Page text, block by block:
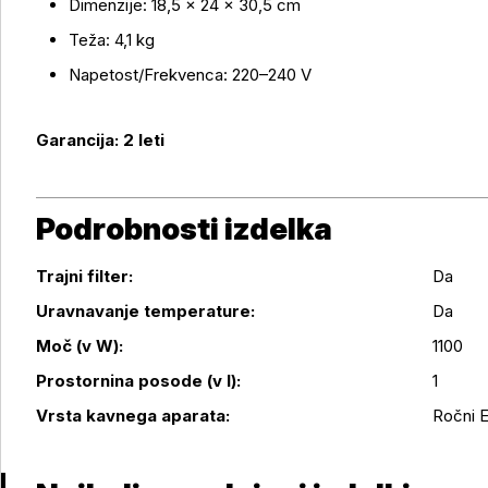
Dimenzije: 18,5 × 24 × 30,5 cm
Teža: 4,1 kg
Napetost/Frekvenca: 220–240 V
Garancija: 2 leti
Podrobnosti izdelka
Podrobnosti izdelka
Trajni filter:
Da
Uravnavanje temperature:
Da
Moč (v W):
1100
Prostornina posode (v l):
1
Vrsta kavnega aparata:
Ročni